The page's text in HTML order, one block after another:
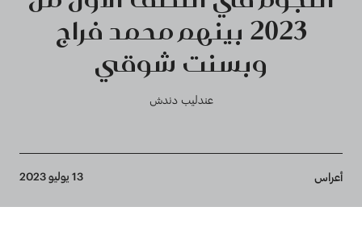
2023 بينهم محمد فراج
وبسنت شوقي
عندليب دندش
Breadcrumb
أعراس 13 يوليو 2023